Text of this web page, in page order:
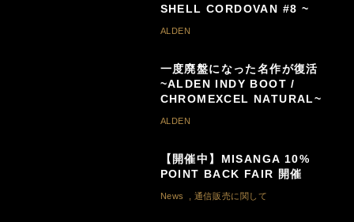
SHELL CORDOVAN #8 ~
ALDEN
一度廃盤になった名作が復活
~ALDEN INDY BOOT /
CHROMEXCEL NATURAL~
ALDEN
【開催中】MISANGA 10%
POINT BACK FAIR 開催
News 通信販売に関して